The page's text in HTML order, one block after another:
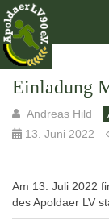
Einladung
Andreas Hild
13. Juni 2022
Am 13. Juli 2022
des Apoldaer LV